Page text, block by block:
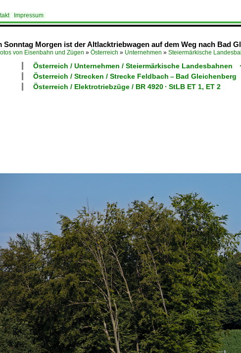
Impressum
Sonntag Morgen ist der Altlacktriebwagen auf dem Weg nach Bad
von Eisenbahn und Zügen » Österreich » Unternehmen » Steiermärkische
Österreich / Unternehmen / Steiermärkische Landesbahnen
Österreich / Strecken / Strecke Feldbach – Bad Gleichenberg
Österreich / Elektrotriebzüge / BR 4920 · StLB ET 1, ET 2